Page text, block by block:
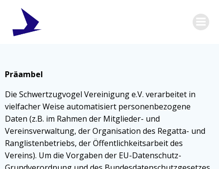
Präambel
Die Schwertzugvogel Vereinigung e.V. verarbeitet in
vielfacher Weise automatisiert personenbezogene
Daten (z.B. im Rahmen der Mitglieder- und
Vereinsverwaltung, der Organisation des Regatta- und
Ranglistenbetriebs, der Öffentlichkeitsarbeit des
Vereins). Um die Vorgaben der EU-Datenschutz-